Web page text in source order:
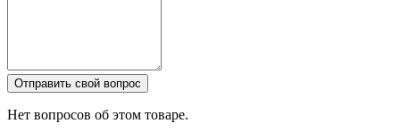
Отправить свой вопрос
Нет вопросов об этом товаре.